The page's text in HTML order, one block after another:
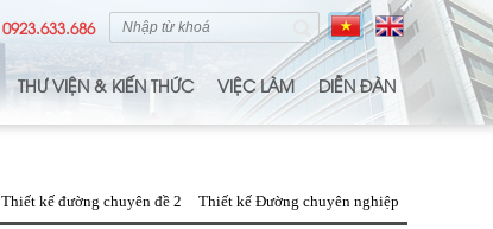
0923.633.686
THƯ VIỆN & KIẾN THỨC VIỆC LÀM DIỄN ĐÀN
Thiết kế Đường chuyên nghiệp
Thiết kế đường chuyên đề 2